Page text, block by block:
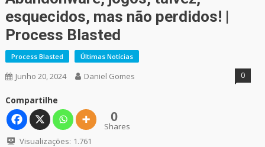
esquecidos, mas não perdidos! |
Process Blasted
Process Blasted Últimas Notícias
Junho 20, 2024 Daniel Gomes 0
Compartilhe
0
Shares
Visualizações: 1.761